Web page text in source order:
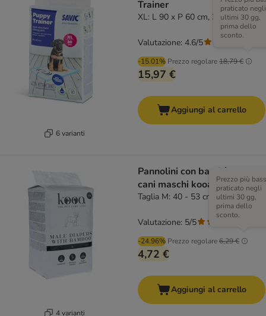
6 varianti
Trainer
XL: L 90 x P 60 cm, 30 pz
-15.01% Prezzo regolare18,79 €
praticato negli
ultimi 30 gg,
prima dello
sconto.
15,97 €
Valutazione: 4.6/5
Aggiungi al carrello
4 varianti
Pannolini con bambù per
cani maschi kooa
Taglia M: 40 - 53 cm, 12 pz
-24.96% Prezzo regolare6,29 €
Prezzo più
praticato negli
ultimi 30 gg,
prima dello
sconto.
4,72 €
Valutazione: 5/5
Aggiungi al carrello